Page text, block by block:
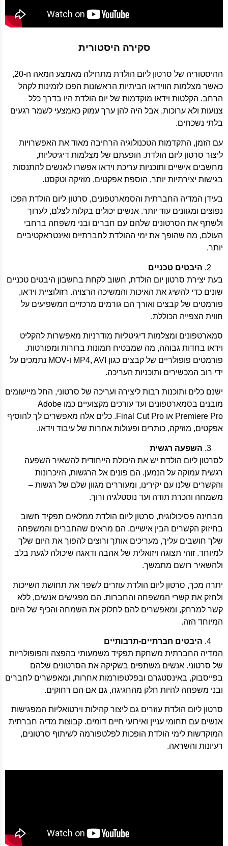
סקירה היסטורית
ההיסטוריה של סרטון ליום הולדת מתחילה מאמצע המאה ה-20,
כאשר מצלמות הווידאו הביתיות הראשונות הפכו לזמינות לקהל
הרחב. הקלטות וידאו מוקדמות של יום הולדת היו בדרך כלל
צנועות ולא ערוכות, אבל היה להן ערך עמוק כאמצעי לשמר רגעים
בלתי נשכחים.
עם הזמן, התקדמות הטכנולוגיה הרחיבה מאוד את האפשרויות
ליצור סרטון ליום הולדת. הופעתם של מצלמות דיגיטליות,
מחשבים אישיים ותוכניות עריכת וידאו אפשרו לאנשים להתנסות
בגישות יצירתיות יותר, הוספת אפקטים, מוזיקה וטקסט.
בעידן המדיה החברתית והסמארטפונים, סרטון ליום הולדת הפכו
נפוצים ומגוונים עוד יותר. אנשים יכולים בקלות לצלם, לערוך
ולשתף את הסרטונים שלהם עם חברים ובני משפחה ברחבי
העולם, מה שהופך את ימי ההולדת לחברתיים ואינטראקטיביים
יותר.
היבטים טכניים
בעת יצירת סרטון יום הולדת, חשוב לקחת בחשבון היבטים טכניים
שונים כדי להשיג את האיכות והמשיכה הרצויה. רזולוציית וידאו,
פורמטים של קבצים ואורך הם גורמים מרכזיים המשפיעים על
חווית הצפייה הכוללת.
סמארטפונים ומצלמות דיגיטליות מודרניות מאפשרות להקליט
וידאו בחדות גבוהה, מה שמבטיח תמונות ברורות ומפורטות.
פורמטים פופולריים של קבצים כגון MP4, AVI ו-MOV נתמכים על
ידי רוב המכשירים ותוכניות העריכה.
ישנם כלים ותוכנות רבות ליצירה ועריכה של סרטוני, החל מיישומים
מובנים בסמארטפונים ועד עורכים מקצועיים כמו Adobe
Premiere Pro או Final Cut Pro. כלים אלה מאפשרים לך להוסיף
אפקטים, מוזיקה, כותרים ופעולות אחרות של עיבוד וידאו.
השפעה רגשית
לסרטון ליום הולדת יש את היכולת הייחודית להשאיר השפעה
רגשית עמוקה על הנמען. הם פונים אל הרגשות, הזיכרונות
והקשרים שלנו עם יקירינו, ומעוררים מגוון שלם של רגשות –
משמחה והכרת תודה ועד נוסטלגיה ורוך.
מבחינה פסיכולוגית, סרטון ליום הולדת ממלאים תפקיד חשוב
בחיזוק הקשרים הבין אישיים. הם מראים שהחברים והמשפחה
שלך חושבים עליך, מעריכים אותך ורוצים להפוך את היום שלך
למיוחד. זוהי תצוגה ויזואלית של אהבה ודאגה שיכולה לגעת בלב
ולהשאיר רושם מתמשך.
יתרה מכך, סרטון ליום הולדת עוזרים לשפר את תחושת השייכות
ולחזק את קשרי המשפחה והחברות. הם מפגישים אנשים, ללא
קשר למרחק, ומאפשרים להם לחלוק את השמחה והכיף של היום
המיוחד הזה.
היבטים חברתיים-תרבותיים
המדיה החברתית משחקת תפקיד משמעותי בהפצה והפופולריות
של סרטוני. אנשים משתפים בשקיקה את הסרטונים שלהם
בפייסבוק, באינסטגרם ובפלטפורמות אחרות, ומאפשרים לחברים
ובני משפחה להיות חלק מהחגיגה, גם אם הם רחוקים.
סרטון ליום הולדת עוזרים גם ליצור קהילות וירטואליות המפגישות
אנשים עם תחומי עניין ואירועי חיים דומים. קבוצות מדיה חברתית
המוקדשות לימי הולדת הופכות לפלטפורמה לשיתוף סרטונים,
רעיונות והשראה.